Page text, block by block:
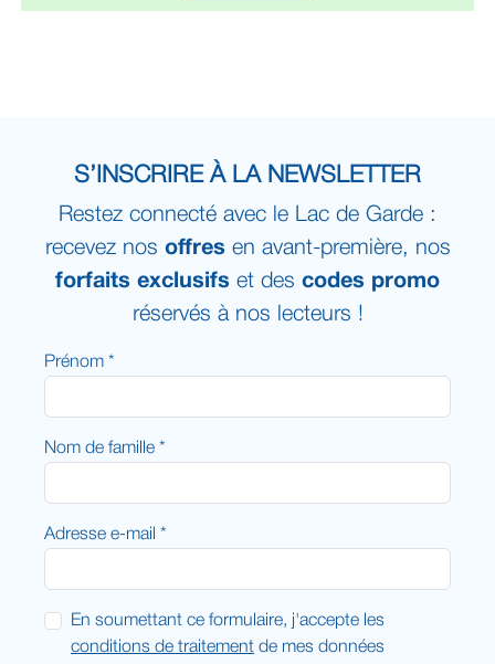
S’INSCRIRE À LA NEWSLETTER
Restez connecté avec le Lac de Garde :
recevez nos offres en avant-première, nos
forfaits exclusifs et des codes promo
réservés à nos lecteurs !
Prénom *
Nom de famille *
Adresse e-mail *
En soumettant ce formulaire, j'accepte les
conditions de traitement de mes données